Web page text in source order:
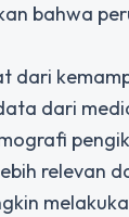
bahwa
dari
dari
relevan